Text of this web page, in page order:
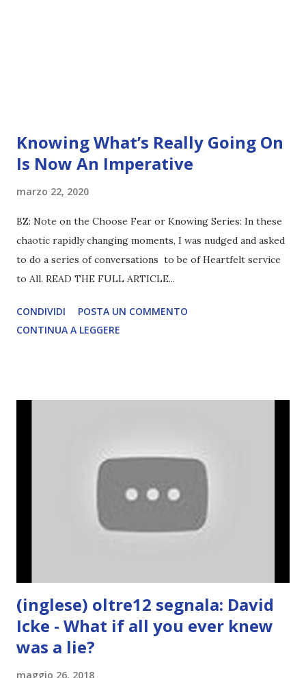
Knowing What’s Really Going On
Is Now An Imperative
marzo 22, 2020
BZ: Note on the Choose Fear or Knowing Series: In these
chaotic rapidly changing moments, I was nudged and asked
to do a series of conversations to be of Heartfelt service
to All. READ THE FULL ARTICLE...
CONDIVIDI
POSTA UN COMMENTO
CONTINUA A LEGGERE
(inglese) oltre12 segnala: David
Icke - What if all you ever knew
was a lie?
maggio 26, 2018